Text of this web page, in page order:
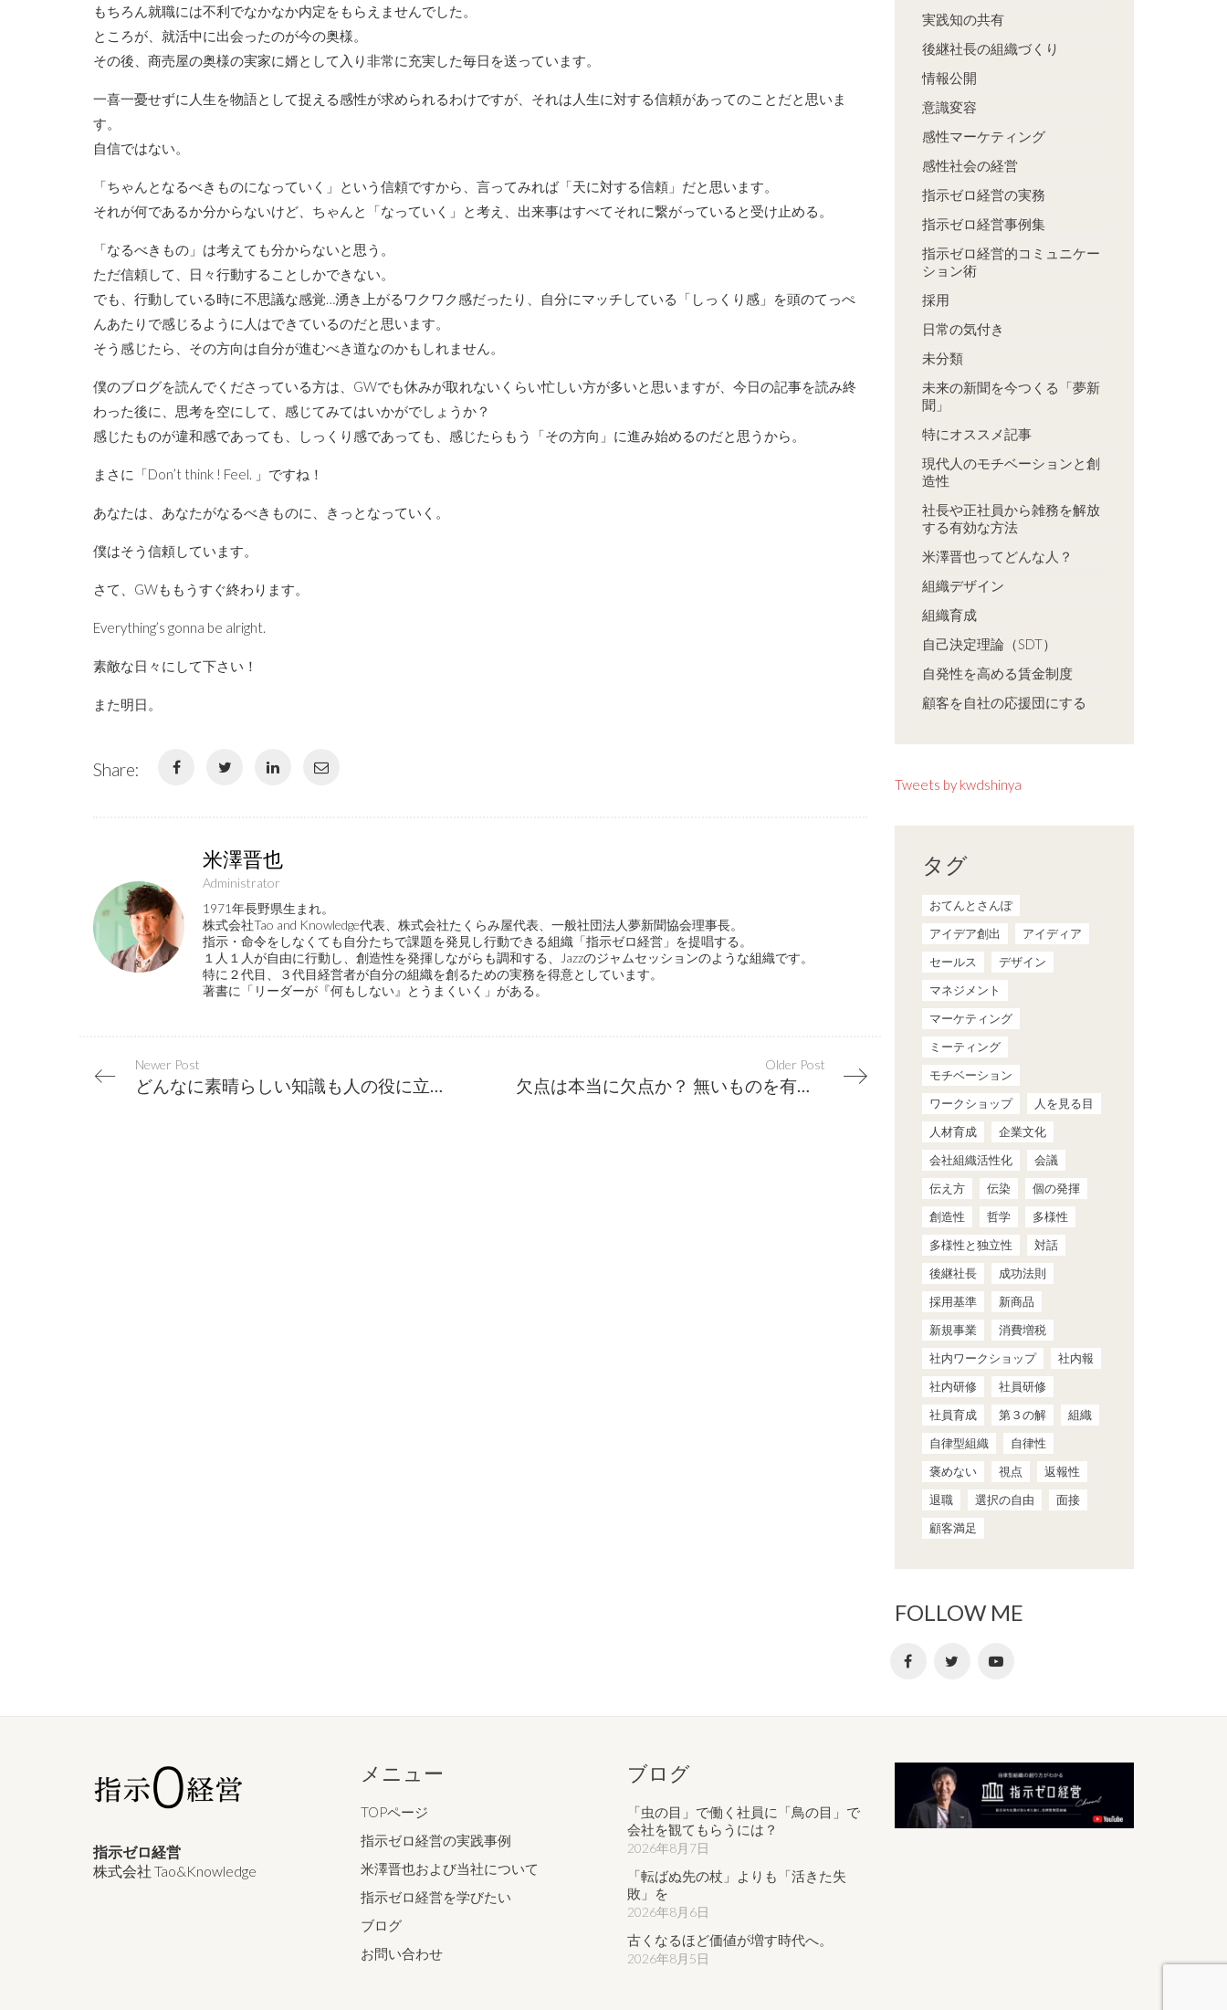
もちろん就職には不利でなかなか内定をもらえませんでした。
ところが、就活中に出会ったのが今の奥様。
その後、商売屋の奥様の実家に婿として入り非常に充実した毎日を送っています。
一喜一憂せずに人生を物語として捉える感性が求められるわけですが、それは人生に対する信頼があってのことだと思いま
す。
自信ではない。
「ちゃんとなるべきものになっていく」という信頼ですから、言ってみれば「天に対する信頼」だと思います。
それが何であるか分からないけど、ちゃんと「なっていく」と考え、出来事はすべてそれに繋がっていると受け止める。
「なるべきもの」は考えても分からないと思う。
ただ信頼して、日々行動することしかできない。
でも、行動している時に不思議な感覚…湧き上がるワクワク感だったり、自分にマッチしている「しっくり感」を頭のてっぺ
んあたりで感じるように人はできているのだと思います。
そう感じたら、その方向は自分が進むべき道なのかもしれません。
僕のブログを読んでくださっている方は、GWでも休みが取れないくらい忙しい方が多いと思いますが、今日の記事を読み終
わった後に、思考を空にして、感じてみてはいかがでしょうか？
感じたものが違和感であっても、しっくり感であっても、感じたらもう「その方向」に進み始めるのだと思うから。
まさに「Don’t think ! Feel. 」ですね！
あなたは、あなたがなるべきものに、きっとなっていく。
僕はそう信頼しています。
さて、GWももうすぐ終わります。
Everything’s gonna be alright.
素敵な日々にして下さい！
また明日。
Share:
米澤晋也
Administrator
1971年長野県生まれ。
株式会社Tao and Knowledge代表、株式会社たくらみ屋代表、一般社団法人夢新聞協会理事長。
指示・命令をしなくても自分たちで課題を発見し行動できる組織「指示ゼロ経営」を提唱する。
１人１人が自由に行動し、創造性を発揮しながらも調和する、Jazzのジャムセッションのような組織です。
特に２代目、３代目経営者が自分の組織を創るための実務を得意としています。
著書に「リーダーが『何もしない』とうまくいく」がある。
Newer Post Older Post
欠点は本当に欠点か？ 無いものを有るものに変える視点転換
実践知の共有
後継社長の組織づくり
情報公開
意識変容
感性マーケティング
感性社会の経営
指示ゼロ経営の実務
指示ゼロ経営事例集
指示ゼロ経営的コミュニケー
ション術
採用
日常の気付き
未分類
未来の新聞を今つくる「夢新
聞」
特にオススメ記事
現代人のモチベーションと創
造性
社長や正社員から雑務を解放
する有効な方法
米澤晋也ってどんな人？
組織デザイン
組織育成
自己決定理論（SDT）
自発性を高める賃金制度
顧客を自社の応援団にする
Tweets by kwdshinya
タグ
おてんとさんぽ
アイデア創出
アイディア
セールス
デザイン
マネジメント
マーケティング
ミーティング
モチベーション
ワークショップ
人を見る目
人材育成
企業文化
会社組織活性化
会議
伝え方
伝染
個の発揮
創造性
哲学
多様性
多様性と独立性
対話
後継社長
成功法則
採用基準
新商品
新規事業
消費増税
社内ワークショップ
社内報
社内研修
社員研修
社員育成
第３の解
組織
自律型組織
自律性
褒めない
視点
返報性
退職
選択の自由
面接
顧客満足
FOLLOW ME
指示ゼロ経営
株式会社 Tao&Knowledge
メニュー
TOPページ
指示ゼロ経営の実践事例
米澤晋也および当社について
指示ゼロ経営を学びたい
ブログ
お問い合わせ
ブログ
「虫の目」で働く社員に「鳥の目」で
会社を観てもらうには？
2026年8月7日
「転ばぬ先の杖」よりも「活きた失
敗」を
2026年8月6日
古くなるほど価値が増す時代へ。
2026年8月5日